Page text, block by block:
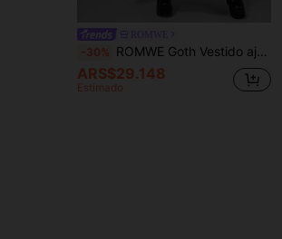
-30% ROMWE Goth Vestido ajustado de manga corta con parches de malla para mujer de talla grande, de moda para el verano
ARS$29.148
Estimado